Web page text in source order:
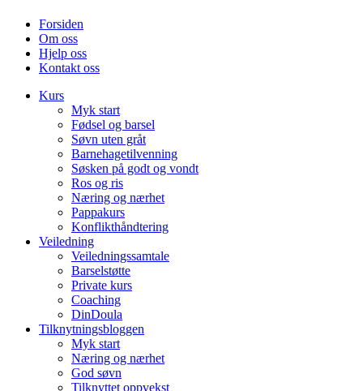
Forsiden
Om oss
Hjelp oss
Kontakt oss
Kurs
Myk start
Fødsel og barsel
Søvn uten gråt
Barnehagetilvenning
Søsken på godt og vondt
Ros og ris
Næring og nærhet
Pappakurs
Konflikthåndtering
Veiledning
Veiledningssamtale
Barselstøtte
Private kurs
Coaching
DinDoula
Tilknytningsbloggen
Myk start
Næring og nærhet
God søvn
Tilknyttet oppvekst